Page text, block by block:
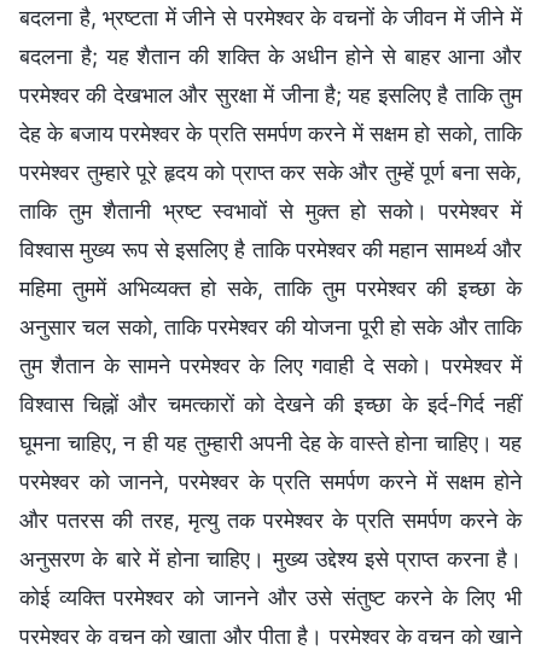
बदलना है, भ्रष्टता में जीने से परमेश्वर के वचनों के जीवन में जीने में
बदलना है; यह शैतान की शक्ति के अधीन होने से बाहर आना और
परमेश्वर की देखभाल और सुरक्षा में जीना है; यह इसलिए है ताकि तुम
देह के बजाय परमेश्वर के प्रति समर्पण करने में सक्षम हो सको, ताकि
परमेश्वर तुम्हारे पूरे हृदय को प्राप्त कर सके और तुम्हें पूर्ण बना सके,
ताकि तुम शैतानी भ्रष्ट स्वभावों से मुक्त हो सको। परमेश्वर में
विश्वास मुख्य रूप से इसलिए है ताकि परमेश्वर की महान सामर्थ्य और
महिमा तुममें अभिव्यक्त हो सके, ताकि तुम परमेश्वर की इच्छा के
अनुसार चल सको, ताकि परमेश्वर की योजना पूरी हो सके और ताकि
तुम शैतान के सामने परमेश्वर के लिए गवाही दे सको। परमेश्वर में
विश्वास चिह्नों और चमत्कारों को देखने की इच्छा के इर्द-गिर्द नहीं
घूमना चाहिए, न ही यह तुम्हारी अपनी देह के वास्ते होना चाहिए। यह
परमेश्वर को जानने, परमेश्वर के प्रति समर्पण करने में सक्षम होने
और पतरस की तरह, मृत्यु तक परमेश्वर के प्रति समर्पण करने के
अनुसरण के बारे में होना चाहिए। मुख्य उद्देश्य इसे प्राप्त करना है।
कोई व्यक्ति परमेश्वर को जानने और उसे संतुष्ट करने के लिए भी
परमेश्वर के वचन को खाता और पीता है। परमेश्वर के वचन को खाने